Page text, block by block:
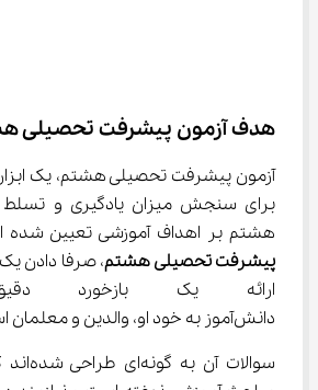
هدف آزمون پیشرفت تحصیلی
آزمون پیشرفت تحصیلی هشتم، یک
هشتم بر اهداف آموزشی تعیین
پیشرفت تحصیلی هشتم، صرفا دادن
ارائه یک
دانش‌آموز به خود او، والدین و معلمان است.
سوالات